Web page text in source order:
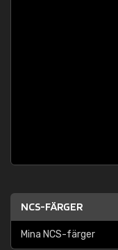
NCS-FÄRGER
Mina NCS-färger